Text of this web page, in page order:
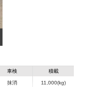
車検
抹消
積載
11,000(kg)